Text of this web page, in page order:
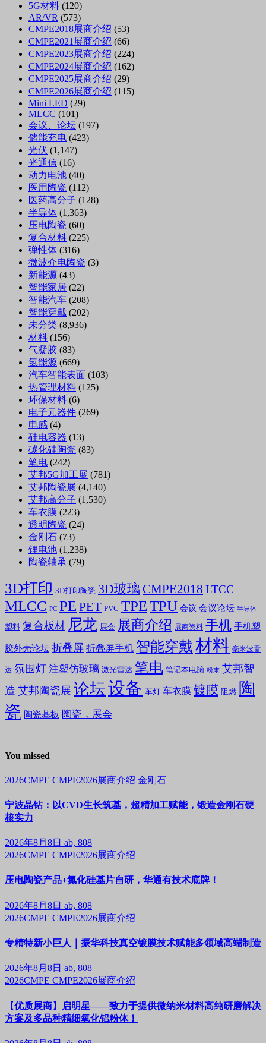
5G材料 (120)
AR/VR (573)
CMPE2018展商介绍 (53)
CMPE2021展商介绍 (66)
CMPE2023展商介绍 (224)
CMPE2024展商介绍 (162)
CMPE2025展商介绍 (29)
CMPE2026展商介绍 (115)
Mini LED (29)
MLCC (101)
会议、论坛 (197)
储能充电 (423)
光伏 (1,147)
光通信 (16)
动力电池 (40)
医用陶瓷 (112)
医药高分子 (128)
半导体 (1,363)
压电陶瓷 (60)
复合材料 (225)
弹性体 (316)
微波介电陶瓷 (3)
新能源 (43)
智能家居 (22)
智能汽车 (208)
智能穿戴 (202)
未分类 (8,936)
材料 (156)
气凝胶 (83)
氢能源 (669)
汽车智能表面 (103)
热管理材料 (125)
环保材料 (6)
电子元器件 (269)
电感 (4)
硅电容器 (13)
碳化硅陶瓷 (83)
笔电 (242)
艾邦5G加工展 (781)
艾邦陶瓷展 (4,140)
艾邦高分子 (1,530)
车衣膜 (223)
透明陶瓷 (24)
金刚石 (73)
锂电池 (1,238)
陶瓷轴承 (79)
3D打印 3D打印陶瓷 3D玻璃 CMPE2018 LTCC
MLCC PC PE PET PVC TPETPU 会议 会议论坛 半导体
塑料 复合板材 尼龙 展会 展商介绍 展商资料 手机 手机塑
胶外壳论坛 折叠屏 折叠屏手机 智能穿戴材料 毫米波雷
达 氛围灯 注塑仿玻璃 激光雷达 笔电 笔记本电脑 粉末 艾邦智
造 艾邦陶瓷展 论坛设备 车灯 车衣膜 镀膜 阻燃 陶
瓷 陶瓷基板 陶瓷，展会
You missed
2026CMPE CMPE2026展商介绍 金刚石
宁波晶钻：以CVD生长筑基，超精加工赋能，锻造金刚石硬
核实力
2026年8月8日 ab, 808
2026CMPE CMPE2026展商介绍
压电陶瓷产品+氮化硅基片自研，华通有技术底牌！
2026年8月8日 ab, 808
2026CMPE CMPE2026展商介绍
专精特新小巨人｜振华科技真空镀膜技术赋能多领域高端制造
2026年8月8日 ab, 808
2026CMPE CMPE2026展商介绍
【优质展商】启明星——致力于提供微纳米材料高纯研磨解决
方案及多品种精细氧化铝粉体！